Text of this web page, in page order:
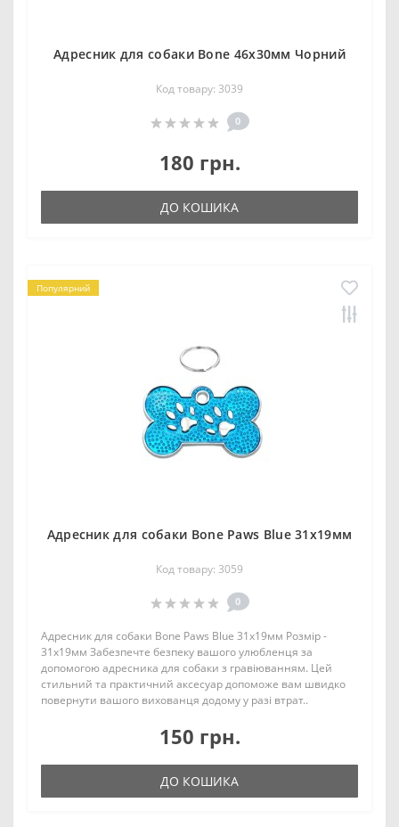
Адресник для собаки Bone 46х30мм Чорний
Код товару: 3039
0
180 грн.
ДО КОШИКА
Популярний
Адресник для собаки Bone Paws Blue 31х19мм
Код товару: 3059
0
Адресник для собаки Bone Paws Blue 31х19мм Розмір -
31х19мм Забезпечте безпеку вашого улюбленця за
допомогою адресника для собаки з гравіюванням. Цей
стильний та практичний аксесуар допоможе вам швидко
повернути вашого вихованця додому у разі втрат..
150 грн.
ДО КОШИКА